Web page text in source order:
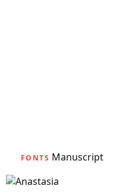
FONTS Manuscript